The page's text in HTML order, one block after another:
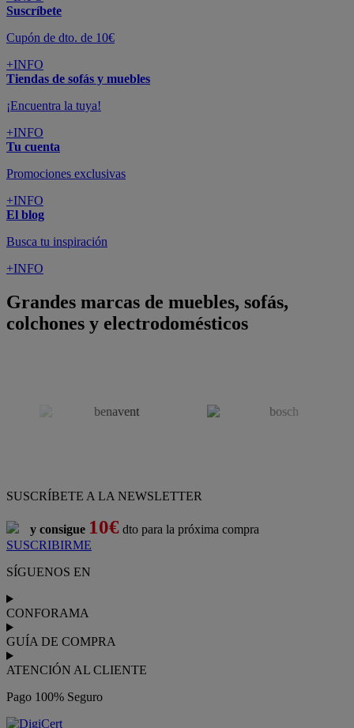
Suscríbete
Cupón de dto. de 10€
+INFO
Tiendas de sofás y muebles
¡Encuentra la tuya!
+INFO
Tu cuenta
Promociones exclusivas
+INFO
El blog
Busca tu inspiración
+INFO
Grandes marcas de muebles, sofás,
colchones y electrodomésticos
SUSCRÍBETE A LA NEWSLETTER
y consigue 10€ dto para la próxima compra
SUSCRIBIRME
SÍGUENOS EN
CONFORAMA
GUÍA DE COMPRA
ATENCIÓN AL CLIENTE
Pago 100% Seguro